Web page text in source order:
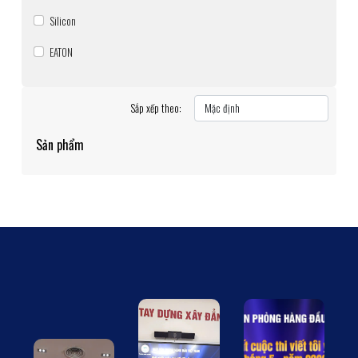
Silicon
EATON
Sản phẩm
Sắp xếp theo: